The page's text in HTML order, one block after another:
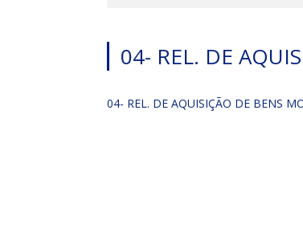
04- REL. DE
04- REL. DE AQUISIÇÃO DE BENS